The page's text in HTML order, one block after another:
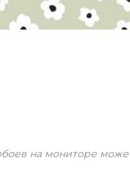
на мониторе